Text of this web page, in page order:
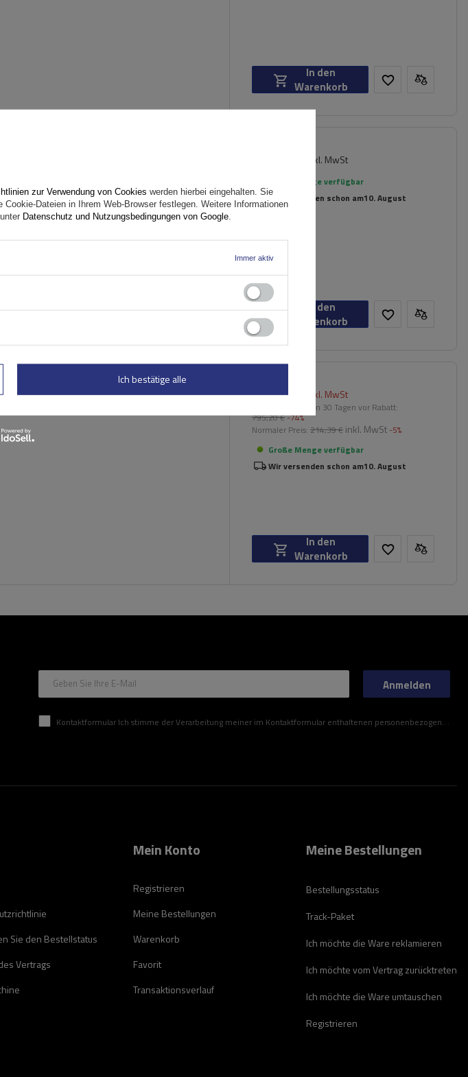
In den
Warenkorb
Reling
inkl. MwSt
Große Menge verfügbar
Wir versenden schon am10. August
In den
Warenkorb
Mont Blanc AMC 5400 AERO
herkömmliche Reling
203,70 € inkl. MwSt
Niedrigster Preis in 30 Tagen vor Rabatt:
795,20 €-74%
Normaler Preis: 214,39 € inkl. MwSt -5%
Große Menge verfügbar
Wir versenden schon am10. August
In den
Warenkorb
Geben Sie Ihre E-Mail
Kontaktformular Ich stimme der Verarbeitung meiner im Kontaktformular enthaltenen personenbezogenen Daten gemäß der Verordnung (EU) des Europäischen Parlaments und des Rates zu.
Anmelden
Sie den Bestellstatus
Vertrags
Mein Konto
Registrieren
Meine Bestellungen
Warenkorb
Favorit
Transaktionsverlauf
Meine Bestellungen
Bestellungsstatus
Track-Paket
Ich möchte die Ware reklamieren
Ich möchte vom Vertrag zurücktreten
Ich möchte die Ware umtauschen
Registrieren
zur Verwendung von Cookies werden hierbei eingehalten. Sie
Dateien in Ihrem Web-Browser festlegen. Weitere Informationen
Datenschutz und Nutzungsbedingungen von Google
Immer aktiv
Ich bestätige alle